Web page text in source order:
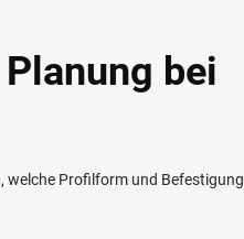
bei
welche Profilform und Befestigung